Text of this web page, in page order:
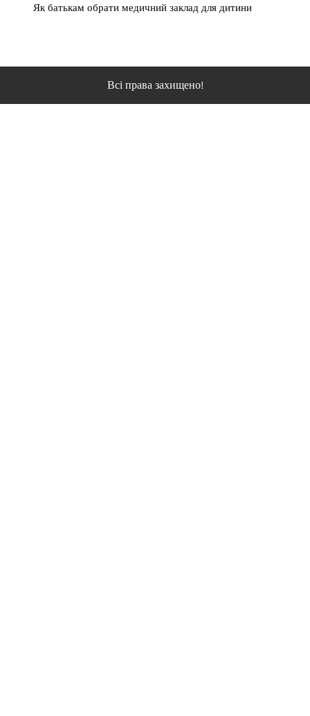
Як батькам обрати медичний заклад для дитини
Всі права захищено!